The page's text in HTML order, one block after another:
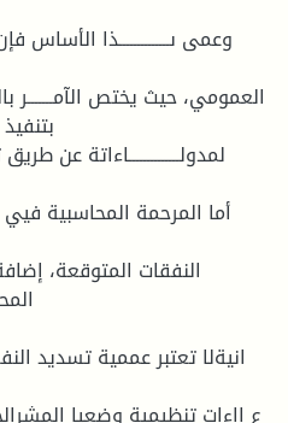
وعمى ىــــــــــــــذا
العمومي، حيث يختص الآمـــــــر
بتنفيذ
لمدولــــــــــــــاءاتة عن
أما المرحمة المحاسبية
النفقات المتوقعة،
انيةلا تعتبر عممية تسديد